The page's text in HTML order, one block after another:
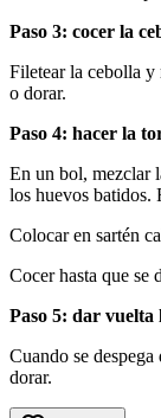
Paso 3: cocer la
Filetear la cebolla y
o dorar.
Paso 4: hacer la
En un bol, mezclar
los huevos batidos.
Colocar en sartén
Cocer hasta que se
Paso 5: dar
Cuando se
dorar.